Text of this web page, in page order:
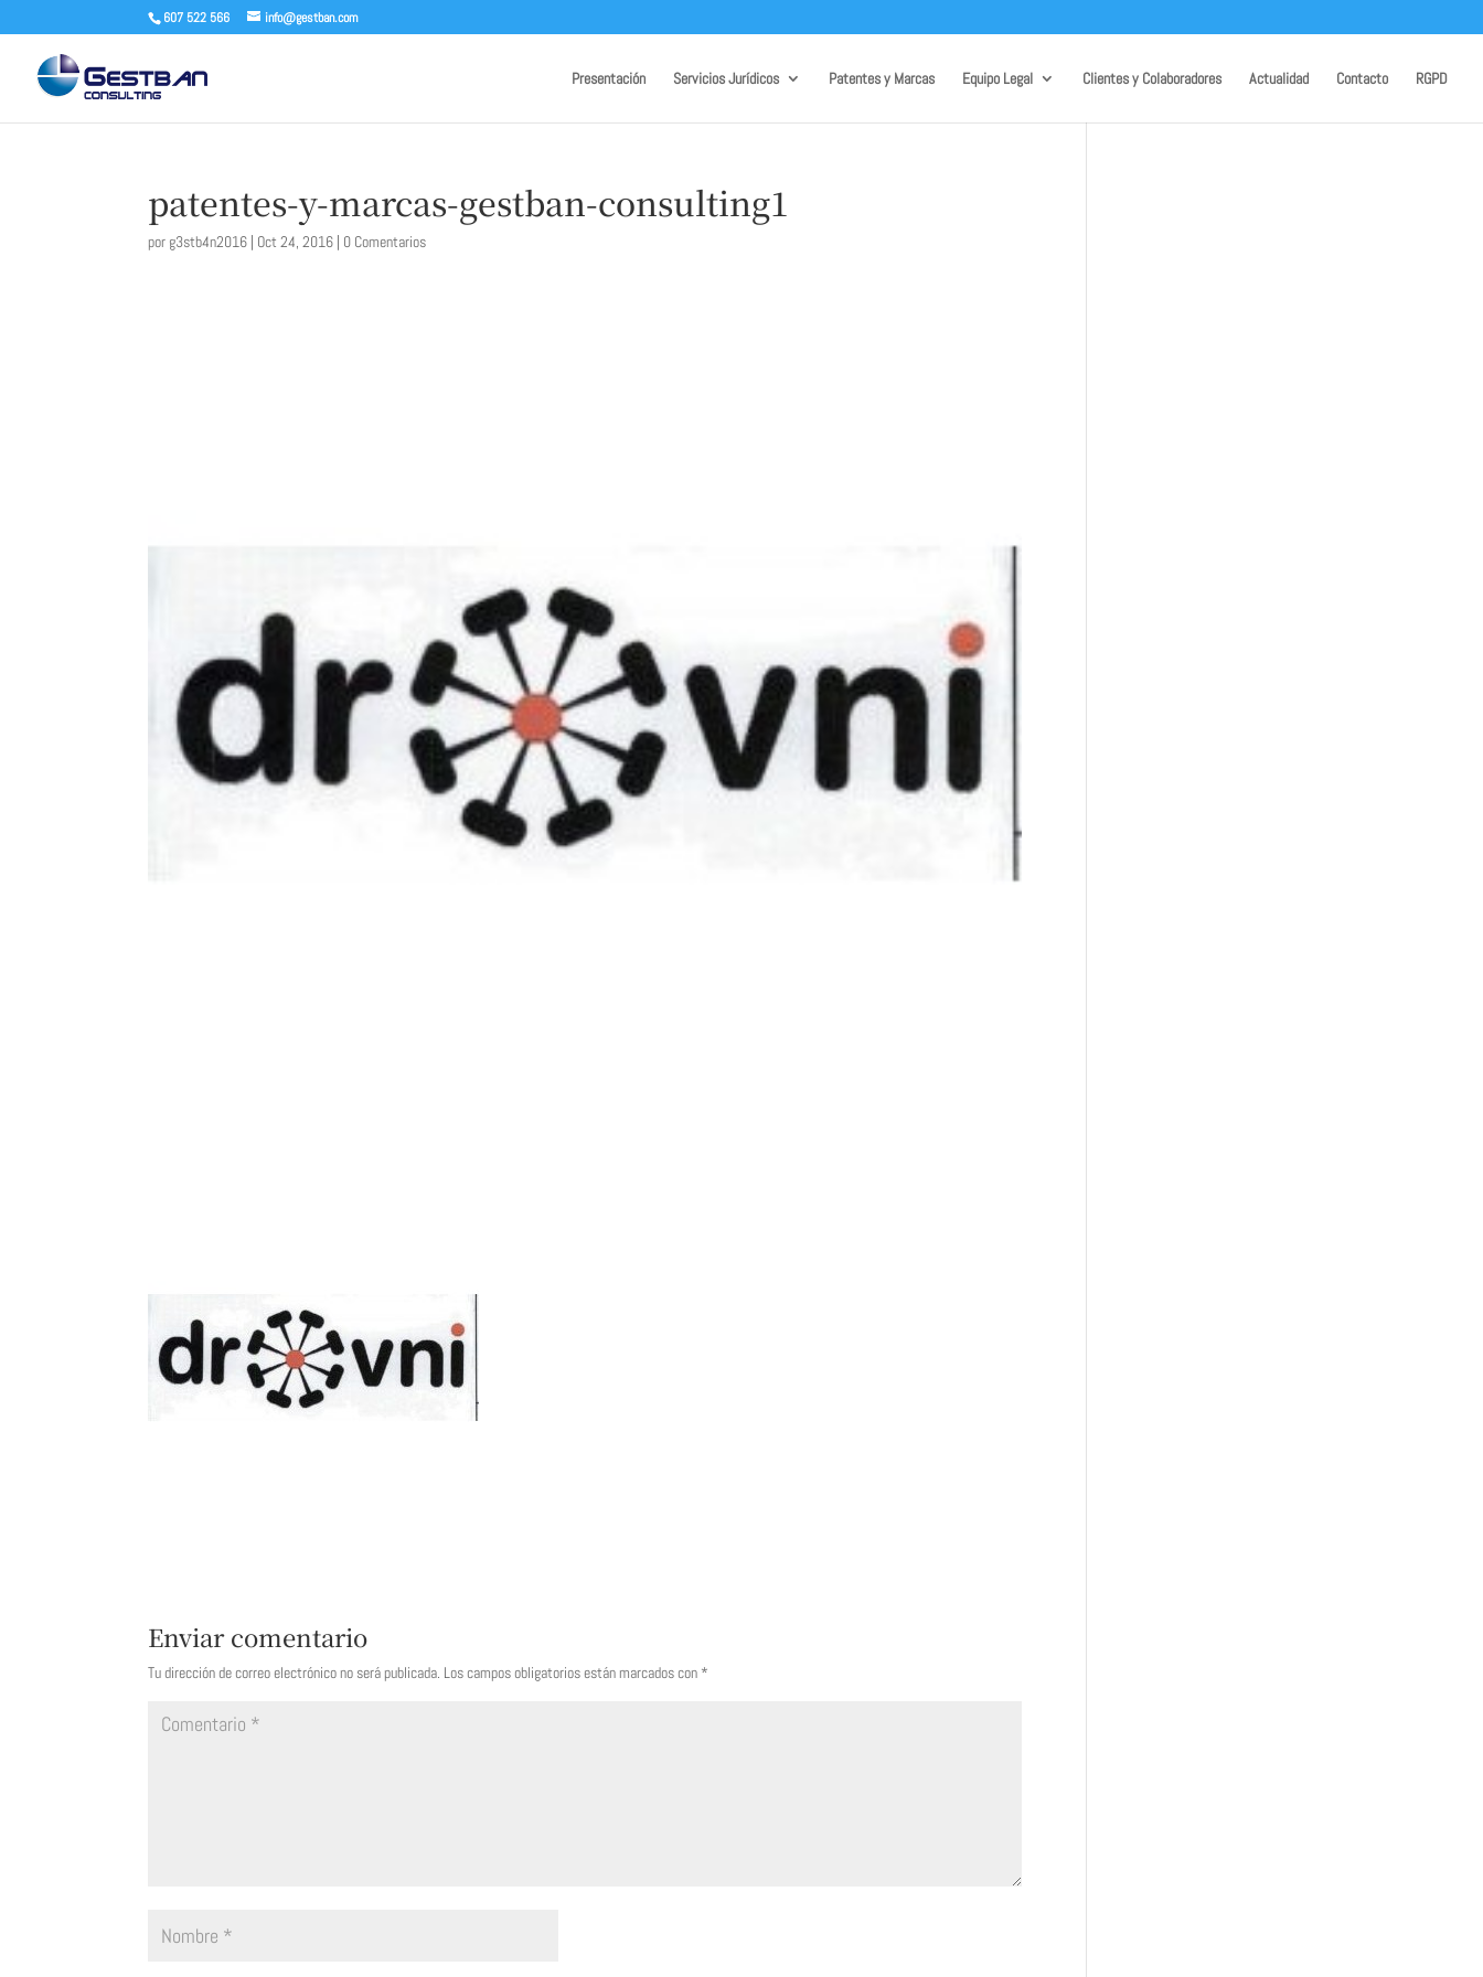
607 522 566 info@gestban.com
Presentación Servicios Jurídicos Patentes y Marcas Equipo Legal Clientes y Colaboradores Actualidad Contacto RGPD
patentes-y-marcas-gestban-consulting1
por g3stb4n2016 | Oct 24, 2016 | 0 Comentarios
Enviar comentario
Tu dirección de correo electrónico no será publicada. Los campos obligatorios están marcados con *